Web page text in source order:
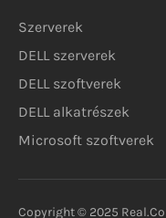
Szerverek
DELL szerverek
DELL szoftverek
DELL alkatrészek
Microsoft szoftverek
Copyright © 2025